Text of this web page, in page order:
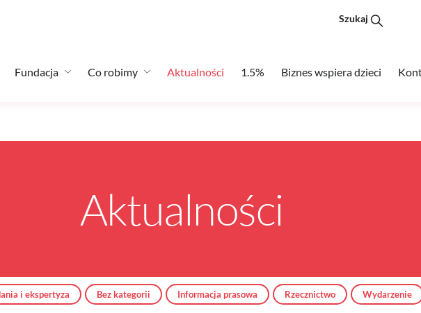
Szukaj
Fundacja Co robimy Aktualności 1.5% Biznes wspiera dzieci
Aktualności
i ekspertyza Bez kategorii Informacja prasowa Rzecznictwo Wydarzenie